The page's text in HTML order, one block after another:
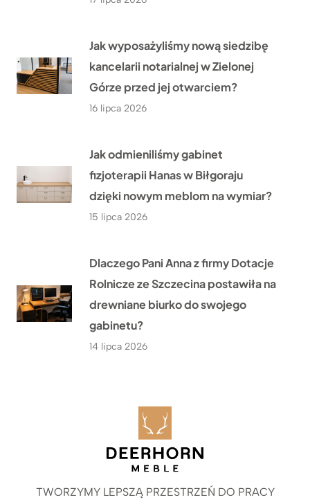
Jak wyposażyliśmy nową siedzibę
kancelarii notarialnej w Zielonej
Górze przed jej otwarciem?
16 lipca 2026
Jak odmieniliśmy gabinet
fizjoterapii Hanas w Biłgoraju
dzięki nowym meblom na wymiar?
15 lipca 2026
Dlaczego Pani Anna z firmy Dotacje
Rolnicze ze Szczecina postawiła na
drewniane biurko do swojego
gabinetu?
14 lipca 2026
TWORZYMY LEPSZĄ PRZESTRZEŃ DO PRACY